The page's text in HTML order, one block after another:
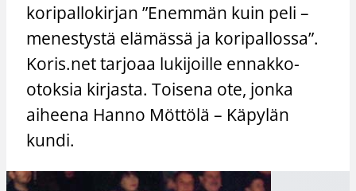
koripallokirjan ”Enemmän kuin peli –
menestystä elämässä ja koripallossa”.
Koris.net tarjoaa lukijoille ennakko-
otoksia kirjasta. Toisena ote, jonka
aiheena Hanno Möttölä – Käpylän
kundi.